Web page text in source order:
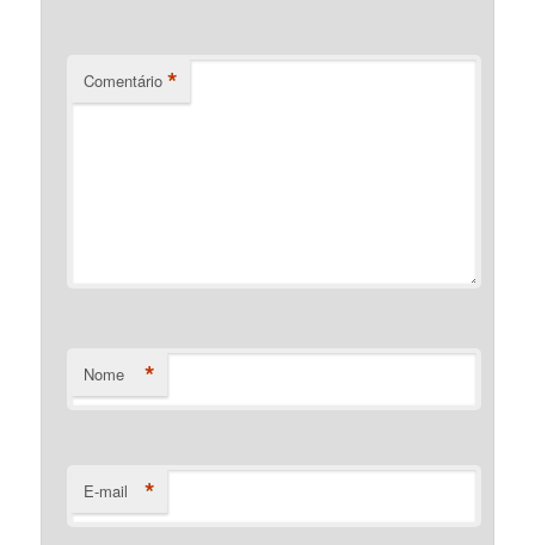
Comentário *
Nome *
E-mail *